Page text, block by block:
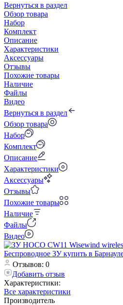
Вернуться в раздел
Обзор товара
Набор
Комплект
Описание
Характеристики
Аксессуары
Отзывы
Похожие товары
Наличие
Файлы
Видео
Вернуться в раздел
Обзор товара
Набор
Комплект
Описание
Характеристики
Аксессуары
Отзывы
Похожие товары
Наличие
Файлы
Видео
Отзывов: 0
Добавить отзыв
Характеристики:
Все характеристики
Производитель